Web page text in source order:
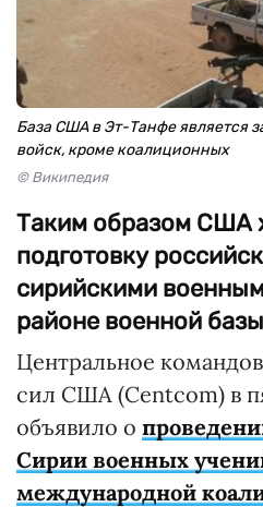
База США в Эт-Танфе является
войск, кроме коалиционных
© Википедия
Таким образом США
подготовку
сирийскими
районе военной
Центральное
сил США (Centcom) в
объявило о
Сирии военных
международной